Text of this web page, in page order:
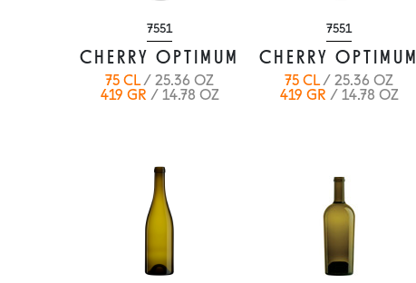
7551
CHERRY OPTIMUM
75 CL/ 25.36 OZ
419 GR / 14.78 OZ
7551
CHERRY OPTIMUM
75 CL/ 25.36 OZ
419 GR / 14.78 OZ